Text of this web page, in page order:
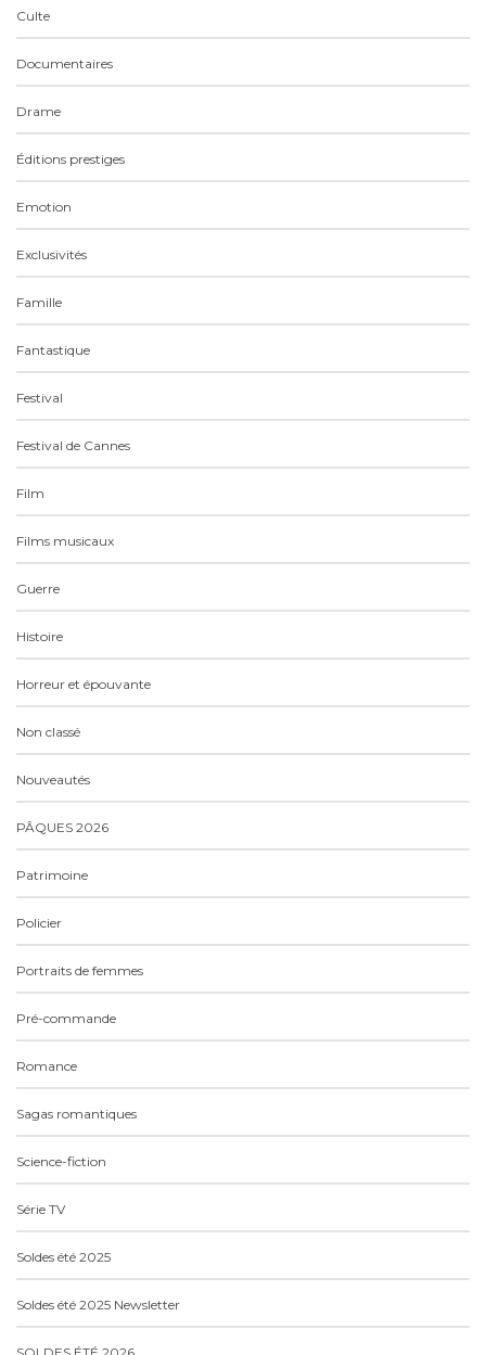
Culte
Documentaires
Drame
Éditions prestiges
Emotion
Exclusivités
Famille
Fantastique
Festival
Festival de Cannes
Film
Films musicaux
Guerre
Histoire
Horreur et épouvante
Non classé
Nouveautés
PÂQUES 2026
Patrimoine
Policier
Portraits de femmes
Pré-commande
Romance
Sagas romantiques
Science-fiction
Série TV
Soldes été 2025
Soldes été 2025 Newsletter